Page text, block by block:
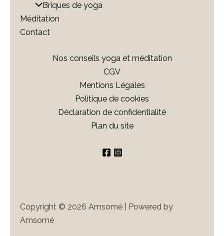
Briques de yoga
Méditation
Contact
Nos conseils yoga et méditation
CGV
Mentions Légales
Politique de cookies
Déclaration de confidentialité
Plan du site
Copyright © 2026 Amsomé | Powered by
Amsomé